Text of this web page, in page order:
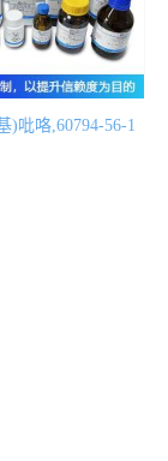
)吡咯,60794-56-1